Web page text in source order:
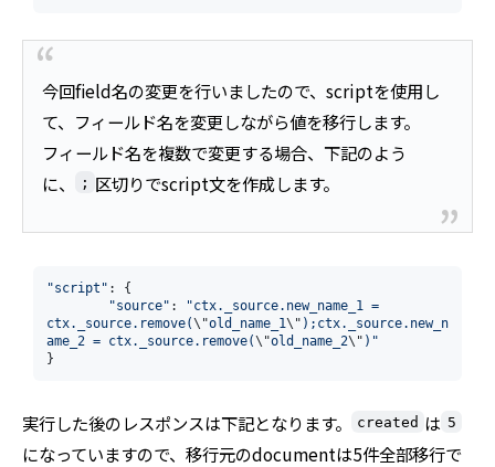
今回field名の変更を行いましたので、scriptを使用し
て、フィールド名を変更しながら値を移行します。
フィールド名を複数で変更する場合、下記のよう
に、
; 区切りでscript文を作成します。
"script" : {
"source" :
"ctx._source.new_name_1 =
ctx._source.remove(\"old_name_1\" );ctx._source.new_n
ame_2 = ctx._source.remove(\"old_name_2\" )"
}
実行した後のレスポンスは下記となります。 created は 5
になっていますので、移行元のdocumentは5件全部移行で